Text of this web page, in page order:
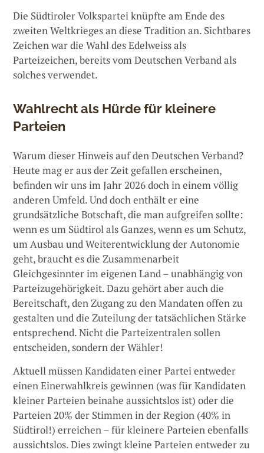
Die Südtiroler Volkspartei knüpfte am Ende des
zweiten Weltkrieges an diese Tradition an. Sichtbares
Zeichen war die Wahl des Edelweiss als
Parteizeichen, bereits vom Deutschen Verband als
solches verwendet.
Wahlrecht als Hürde für kleinere
Parteien
Warum dieser Hinweis auf den Deutschen Verband?
Heute mag er aus der Zeit gefallen erscheinen,
befinden wir uns im Jahr 2026 doch in einem völlig
anderen Umfeld. Und doch enthält er eine
grundsätzliche Botschaft, die man aufgreifen sollte:
wenn es um Südtirol als Ganzes, wenn es um Schutz,
um Ausbau und Weiterentwicklung der Autonomie
geht, braucht es die Zusammenarbeit
Gleichgesinnter im eigenen Land – unabhängig von
Parteizugehörigkeit. Dazu gehört aber auch die
Bereitschaft, den Zugang zu den Mandaten offen zu
gestalten und die Zuteilung der tatsächlichen Stärke
entsprechend. Nicht die Parteizentralen sollen
entscheiden, sondern der Wähler!
Aktuell müssen Kandidaten einer Partei entweder
einen Einerwahlkreis gewinnen (was für Kandidaten
kleiner Parteien beinahe aussichtslos ist) oder die
Parteien 20% der Stimmen in der Region (40% in
Südtirol!) erreichen – für kleinere Parteien ebenfalls
aussichtslos. Dies zwingt kleine Parteien entweder zu